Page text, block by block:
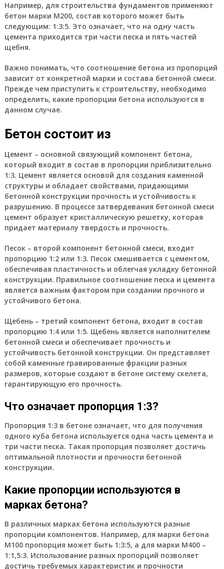
Например, для строительства фундаментов применяют
бетон марки М200, состав которого может быть
следующим: 1:3:5. Это означает, что на одну часть
цемента приходится три части песка и пять частей
щебня.
Важно понимать, что соотношение бетона из пропорций
зависит от конкретной марки и состава бетонной смеси.
Прежде чем приступить к строительству, необходимо
определить, какие пропорции бетона используются в
данном случае.
Бетон состоит из
Цемент – основной связующий компонент бетона,
который входит в состав в пропорции приблизительно
1:3. Цемент является основой для создания каменной
структуры и обладает свойствами, придающими
бетонной конструкции прочность и устойчивость к
разрушению. В процессе затвердевания бетонной смеси
цемент образует кристаллическую решетку, которая
придает материалу твердость и прочность.
Песок – второй компонент бетонной смеси, входит
пропорцию 1:2 или 1:3. Песок смешивается с цементом,
обеспечивая пластичность и облегчая укладку бетонной
конструкции. Правильное соотношение песка и цемента
является важным фактором при создании прочного и
устойчивого бетона.
Щебень – третий компонент бетона, входит в состав
пропорцию 1:4 или 1:5. Щебень является наполнителем
бетонной смеси и обеспечивает прочность и
устойчивость бетонной конструкции. Он представляет
собой каменные гравированные фракции разных
размеров, которые создают в бетоне систему скелета,
гарантирующую его прочность.
Что означает пропорция 1:3?
Пропорция 1:3 в бетоне означает, что для получения
одного куба бетона используется одна часть цемента и
три части песка. Такая пропорция позволяет достичь
оптимальной плотности и прочности бетонной
конструкции.
Какие пропорции используются в
марках бетона?
В различных марках бетона используются разные
пропорции компонентов. Например, для марки бетона
М100 пропорция может быть 1:3:5, а для марки М400 –
1:1,5:3. Использование разных пропорций позволяет
достичь требуемых характеристик и прочности